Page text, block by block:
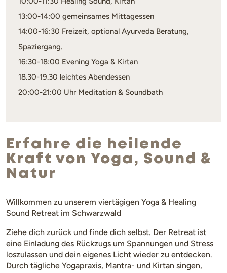
13:00-14:00 gemeinsames Mittagessen
14:00-16:30 Freizeit, optional Ayurveda Beratung,
Spaziergang.
16:30-18:00 Evening Yoga & Kirtan
18.30-19.30 leichtes Abendessen
20:00-21:00 Uhr Meditation & Soundbath
Erfahre die heilende
Kraft von Yoga, Sound &
Natur
Willkommen zu unserem viertägigen Yoga & Healing
Sound Retreat im Schwarzwald
Ziehe dich zurück und finde dich selbst. Der Retreat ist
eine Einladung des Rückzugs um Spannungen und Stress
loszulassen und dein eigenes Licht wieder zu entdecken.
Durch tägliche Yogapraxis, Mantra- und Kirtan singen,